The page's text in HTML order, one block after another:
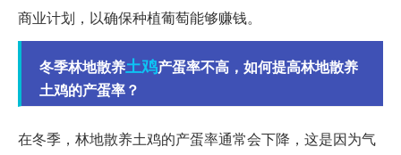
商业计划，以确保种植葡萄能够赚钱。
冬季林地散养土鸡产蛋率不高，如何提高林地散养
土鸡的产蛋率？
在冬季，林地散养土鸡的产蛋率通常会下降，这是因为气